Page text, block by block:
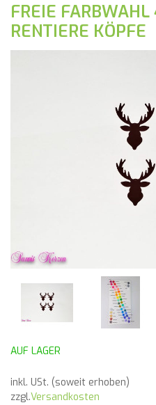
FREIE
RENTIERE KÖPFE
AUF LAGER
inkl. USt. (soweit erhoben)
zzgl.Versandkosten